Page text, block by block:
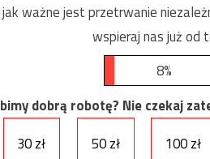
ważne jest przetrwanie
wspieraj nas już od
8%
dobrą robotę? Nie czekaj
30 zł
50 zł 100 zł